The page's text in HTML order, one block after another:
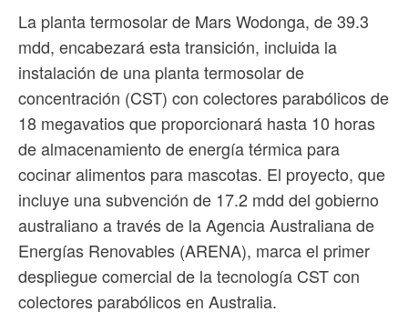
La planta termosolar de Mars Wodonga, de 39.3
mdd, encabezará esta transición, incluida la
instalación de una planta termosolar de
concentración (CST) con colectores parabólicos de
18 megavatios que proporcionará hasta 10 horas
de almacenamiento de energía térmica para
cocinar alimentos para mascotas. El proyecto, que
incluye una subvención de 17.2 mdd del gobierno
australiano a través de la Agencia Australiana de
Energías Renovables (ARENA), marca el primer
despliegue comercial de la tecnología CST con
colectores parabólicos en Australia.